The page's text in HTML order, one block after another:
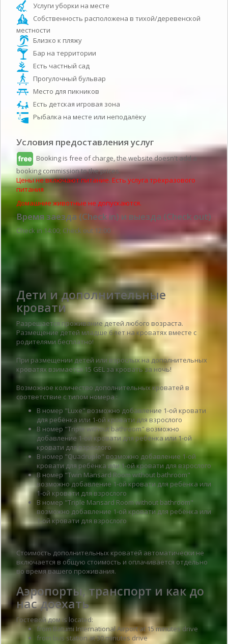
Услуги уборки на месте
Собственность расположена в тихой/деревенской
местности
Близко к пляжу
Бар на территории
Есть частный сад
Прогулочный бульвар
Место для пикников
Есть детская игровая зона
Рыбалка на месте или неподалёку
Условия предоставления услуг
Booking is free of charge, the website doesn't add a
booking commission to the prices.
Цены не включают питание. Есть услуга трёхразового
питания
Домашние животные не допускаются.
Время заезда (Check in) и выезда (Check out)
Check in 14:00; Check out 12:00
Детали гостевого дома
Дети и дополнительные
кровати
Разрешается проживание детей любого возраста.
Размещение детей младше 6 лет на кроватях вместе с
родителями бесплатно!
При размещении детей или взрослых на дополнительных
кроватях взимается 15 GEL за кровать за ночь!
Возможное количество дополнительных кроватей в
соответствие с типом номера :
В номер "Luxe" возможно добавление 1-ой кровати
для ребёнка или 1-ой кровати для взрослого
В номер "Triple without bathroom" возможно
добавление 1-ой кровати для ребёнка или 1-ой
кровати для взрослого
В номер "Quadruple" возможно добавление 1-ой
кровати для ребёнка или 1-ой кровати для взрослого
В номер "Twin Mansard Room without bathroom"
возможно добавление 1-ой кровати для ребёнка или
1-ой кровати для взрослого
В номер "Triple Mansard Room without bathroom"
возможно добавление 1-ой кровати для ребёнка или
1-ой кровати для взрослого
Стоимость дополнительных кроватей автоматически не
включается в общую стоимость и оплачивается отдельно
во время вашего проживания.
Аэропорты, транспорт и как до
нас доехать
Гостевой дом is located:
from Batumi International Airport at 15 minutes drive
from bus station at 30 minutes drive